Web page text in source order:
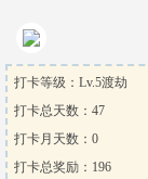
打卡等级：Lv.5渡劫
打卡总天数：47
打卡月天数：0
打卡总奖励：196